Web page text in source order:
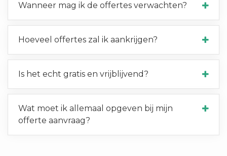
Wanneer mag ik de offertes verwachten?
Hoeveel offertes zal ik aankrijgen?
Is het echt gratis en vrijblijvend?
Wat moet ik allemaal opgeven bij mijn
offerte aanvraag?